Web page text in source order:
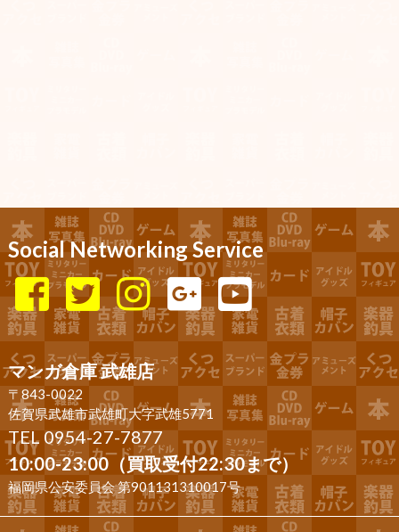
Social Networking Service
マンガ倉庫 武雄店
〒843-0022
佐賀県武雄市武雄町大字武雄5771
TEL 0954-27-7877
10:00-23:00（買取受付22:30まで）
福岡県公安委員会 第901131310017号